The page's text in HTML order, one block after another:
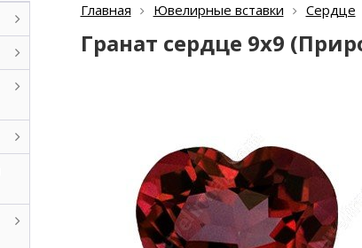
Главная Ювелирные вставки Сердце
Гранат сердце 9х9